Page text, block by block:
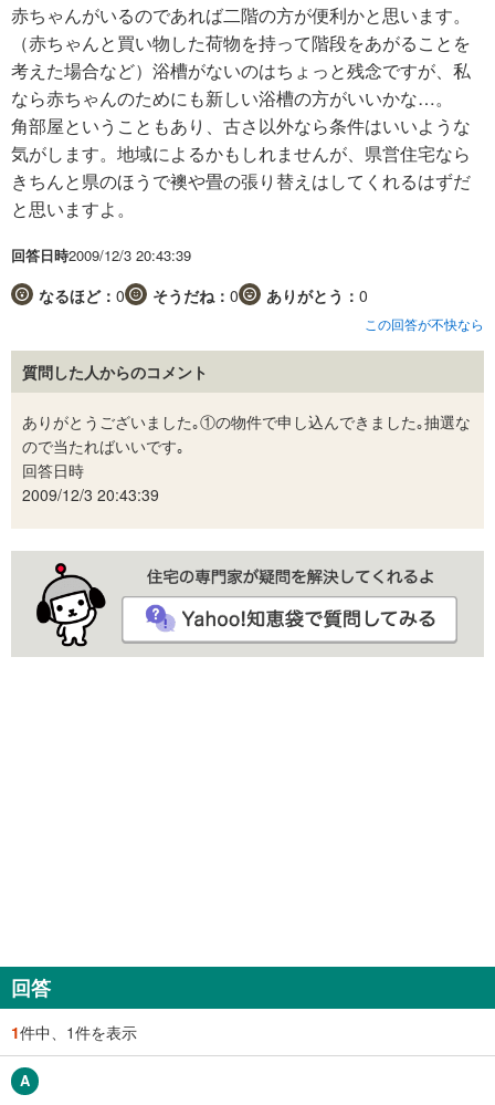
赤ちゃんがいるのであれば二階の方が便利かと思います。
（赤ちゃんと買い物した荷物を持って階段をあがることを
考えた場合など）浴槽がないのはちょっと残念ですが、私
なら赤ちゃんのためにも新しい浴槽の方がいいかな…。
角部屋ということもあり、古さ以外なら条件はいいような
気がします。地域によるかもしれませんが、県営住宅なら
きちんと県のほうで襖や畳の張り替えはしてくれるはずだ
と思いますよ。
回答日時2009/12/3 20:43:39
なるほど： 0 そうだね： 0 ありがとう： 0
この回答が不快なら
質問した人からのコメント
ありがとうございました｡①の物件で申し込んできました｡抽選な
ので当たればいいです｡
回答日時
2009/12/3 20:43:39
回答
1件中、1件を表示